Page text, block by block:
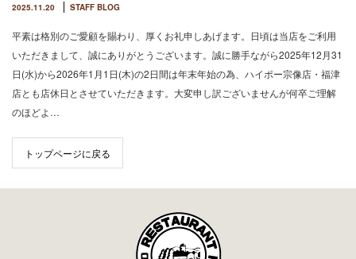
2025.11.20 STAFF BLOG
平素は格別のご愛顧を賜わり、厚くお礼申しあげます。日頃は当店をご利用
いただきまして、誠にありがとうございます。誠に勝手ながら2025年12月31
日(水)から2026年1月1日(木)の2日間は年末年始の為、ハイポー宗像店・福津
店とも店休日とさせていただきます。大変申し訳ございませんが何卒ご理解
のほどよ…
トップページに戻る